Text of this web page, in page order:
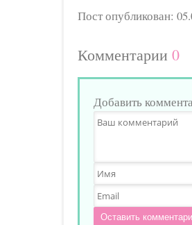
Пост опубликован:
Комментарии 0
Добавить
Оставить